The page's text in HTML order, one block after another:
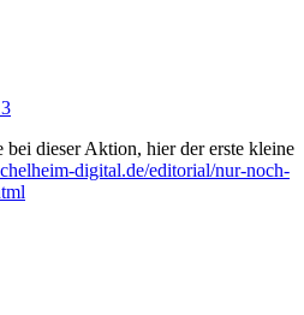
bei dieser Aktion, hier der erste kleine
digital.de/editorial/nur-noch-